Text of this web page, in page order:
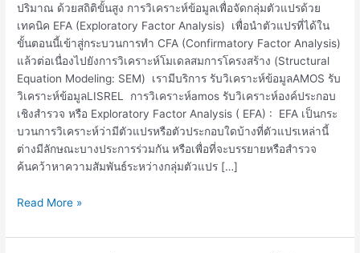
ปริมาณ ด้วยสถิติขั้นสูง การวิเคราะห์ข้อมูลเพื่อจัดกลุ่มตัวแปรด้วย
เทคนิค EFA (Exploratory Factor Analysis) เพื่อนำตัวแปรที่ได้ใน
ขั้นตอนนี้เข้าสู่กระบวนการทำ CFA (Confirmatory Factor Analysis)
แล้วต่อเนื่องไปยังการวิเคราะห์โมเดลสมการโครงสร้าง (Structural
Equation Modeling: SEM) เรามีบริการ รับวิเคราะห์ข้อมูลAMOS รับ
วิเคราะห์ข้อมูลLISREL การวิเคราะห์amos รับวิเคราะห์องค์ประกอบ
เชิงสำรวจ หรือ Exploratory Factor Analysis ( EFA) : EFA เป็นกระ
บวนการวิเคราะห์ว่ามีตัวแปรหรือตัวประกอบใดบ้างที่ตัวแปรเหล่านี้
ต่างมีลักษณะบางประการร่วมกัน หรือเพื่อที่จะบรรยายหรือสำรวจ
ค้นคว้าหาความสัมพันธ์ระหว่างกลุ่มตัวแปร […]
Read More »